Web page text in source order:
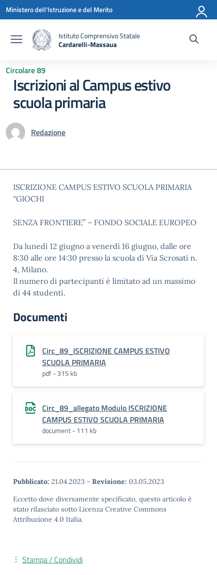
Vai ai contenuti
Vai al menu di navigazione
Vai al footer
Ministero dell'Istruzione e del Merito
Istituto Comprensivo Statale
Cardarelli-Massaua
Circolare 89
Iscrizioni al Campus estivo
scuola primaria
Redazione
ISCRIZIONE CAMPUS ESTIVO SCUOLA PRIMARIA
“GIOCHI
SENZA FRONTIERE” – FONDO SOCIALE EUROPEO
Da lunedì 12 giugno a venerdì 16 giugno, dalle ore
8:30 alle ore 14:30 presso la scuola di Via Scrosati n.
4, Milano.
Il numero di partecipanti è limitato ad un massimo
di 44 studenti.
Documenti
Circ_89_ISCRIZIONE CAMPUS ESTIVO
SCUOLA PRIMARIA
pdf - 315 kb
Circ_89_allegato Modulo ISCRIZIONE
CAMPUS ESTIVO SCUOLA PRIMARIA
document - 111 kb
Pubblicato: 21.04.2023 - Revisione: 03.05.2023
Eccetto dove diversamente specificato, questo articolo è
stato rilasciato sotto Licenza Creative Commons
Attribuzione 4.0 Italia.
Stampa / Condividi